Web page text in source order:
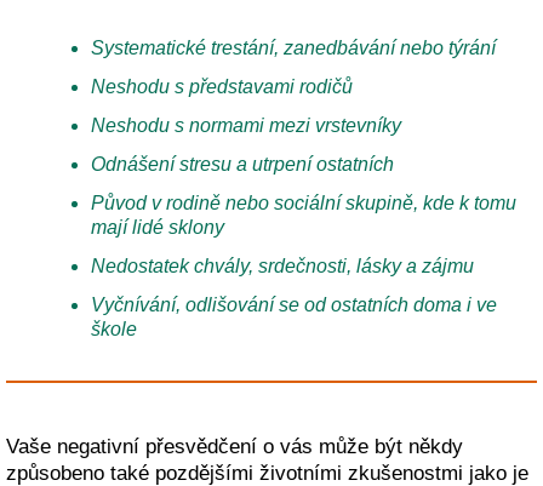
Systematické trestání, zanedbávání nebo týrání
Neshodu s představami rodičů
Neshodu s normami mezi vrstevníky
Odnášení stresu a utrpení ostatních
Původ v rodině nebo sociální skupině, kde k tomu
mají lidé sklony
Nedostatek chvály, srdečnosti, lásky a zájmu
Vyčnívání, odlišování se od ostatních doma i ve
škole
Vaše negativní přesvědčení o vás může být někdy
způsobeno také pozdějšími životními zkušenostmi jako je